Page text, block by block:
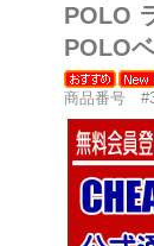
POLO
POLO
商品番号